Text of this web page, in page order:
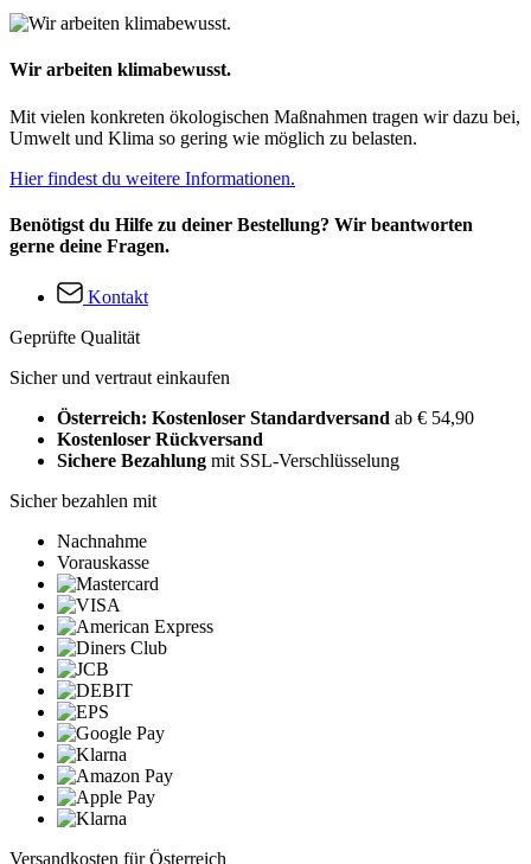
Wir arbeiten klimabewusst.
Mit vielen konkreten ökologischen Maßnahmen tragen wir dazu bei,
Umwelt und Klima so gering wie möglich zu belasten.
Hier findest du weitere Informationen.
Benötigst du Hilfe zu deiner Bestellung? Wir beantworten
gerne deine Fragen.
Kontakt
Geprüfte Qualität
Sicher und vertraut einkaufen
Österreich: Kostenloser Standardversand ab € 54,90
Kostenloser Rückversand
Sichere Bezahlung mit SSL-Verschlüsselung
Sicher bezahlen mit
Nachnahme
Vorauskasse
Versandkosten für Österreich